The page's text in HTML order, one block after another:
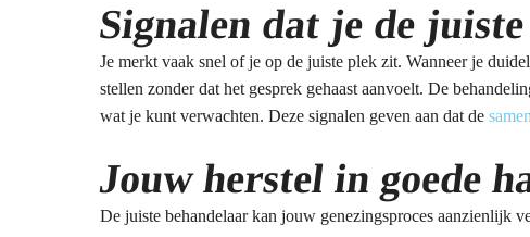
Signalen dat je de
Je merkt vaak snel of je op de juiste plek zit. Wanneer je
stellen zonder dat het gesprek gehaast aanvoelt. De
wat je kunt verwachten. Deze signalen geven aan dat de
Jouw herstel in goede
De juiste behandelaar kan jouw genezingsproces aanzienlijk